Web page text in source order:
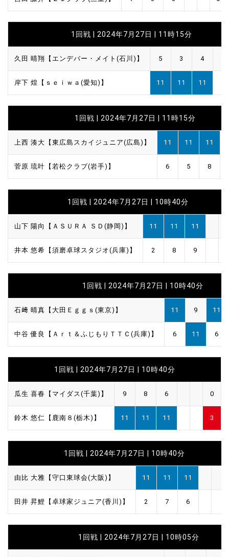
1回戦 | 2024年7月27日 | 11時15分
久田 晴翔【エンデバー・メイト(石川)】 5 3 4
岸下 煌【ｓｅｉｗａ(愛知)】 11 11 11
1回戦 | 2024年7月27日 | 11時15分
上西 湊大【東広島スカイジュニア(広島)】 11 11 11
菅原 琉叶【若松クラブ(岩手)】 6 5 8
1回戦 | 2024年7月27日 | 10時40分
山下 陽向【ＡＳＵＲＡ ＳＤ(静岡)】 11 11 11
井本 悠希【須磨卓球スタジオ(兵庫)】 2 8 9
1回戦 | 2024年7月27日 | 10時40分
石﨑 晴真【大田Ｅｇｇｓ(東京)】 11 9 11
中谷 優良【Ａｒｔ＆ふじもりＴＴＣ(兵庫)】 6 11 6
1回戦 | 2024年7月27日 | 10時40分
瓜生 喜春【マイダス(千葉)】 9 8 6 0
鈴木 悠仁【鹿南８(栃木)】 11 11 11 3
1回戦 | 2024年7月27日 | 10時40分
由比 大雅【守口東球会(大阪)】 11 11 11
田井 昇鯉【卓球家ジュニア(香川)】 2 7 6
1回戦 | 2024年7月27日 | 10時05分